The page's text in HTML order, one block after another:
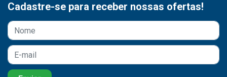
Cadastre-se para receber nossas ofertas!